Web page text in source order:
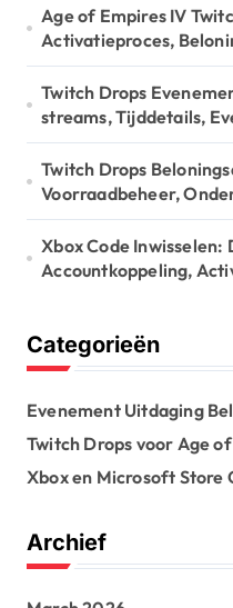
Age of Empires IV
Activatieproces,
Twitch Drops
streams, Tijddetails,
Twitch Drops
Voorraadbeheer,
Xbox Code Inwisselen:
Accountkoppeling,
Categorieën
Evenement Uitdaging
Twitch Drops voor Age
Xbox en Microsoft Store
Archief